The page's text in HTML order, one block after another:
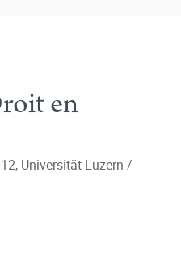
en
Universität Luzern /